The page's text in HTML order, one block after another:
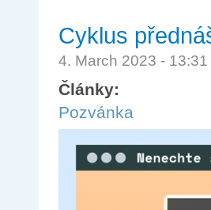
Cyklus
4. March 2023 -
Články:
Pozvánka